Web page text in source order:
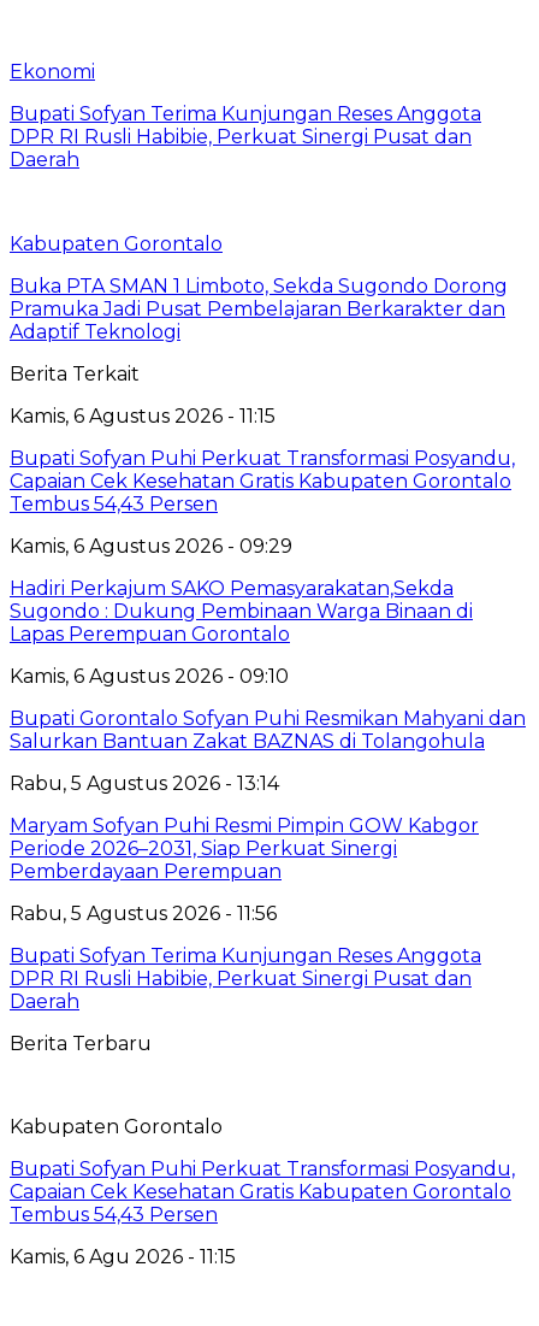
Ekonomi
Bupati Sofyan Terima Kunjungan Reses Anggota
DPR RI Rusli Habibie, Perkuat Sinergi Pusat dan
Daerah
Kabupaten Gorontalo
Buka PTA SMAN 1 Limboto, Sekda Sugondo Dorong
Pramuka Jadi Pusat Pembelajaran Berkarakter dan
Adaptif Teknologi
Berita Terkait
Kamis, 6 Agustus 2026 - 11:15
Bupati Sofyan Puhi Perkuat Transformasi Posyandu,
Capaian Cek Kesehatan Gratis Kabupaten Gorontalo
Tembus 54,43 Persen
Kamis, 6 Agustus 2026 - 09:29
Hadiri Perkajum SAKO Pemasyarakatan,Sekda
Sugondo : Dukung Pembinaan Warga Binaan di
Lapas Perempuan Gorontalo
Kamis, 6 Agustus 2026 - 09:10
Bupati Gorontalo Sofyan Puhi Resmikan Mahyani dan
Salurkan Bantuan Zakat BAZNAS di Tolangohula
Rabu, 5 Agustus 2026 - 13:14
Maryam Sofyan Puhi Resmi Pimpin GOW Kabgor
Periode 2026–2031, Siap Perkuat Sinergi
Pemberdayaan Perempuan
Rabu, 5 Agustus 2026 - 11:56
Bupati Sofyan Terima Kunjungan Reses Anggota
DPR RI Rusli Habibie, Perkuat Sinergi Pusat dan
Daerah
Berita Terbaru
Kabupaten Gorontalo
Bupati Sofyan Puhi Perkuat Transformasi Posyandu,
Capaian Cek Kesehatan Gratis Kabupaten Gorontalo
Tembus 54,43 Persen
Kamis, 6 Agu 2026 - 11:15